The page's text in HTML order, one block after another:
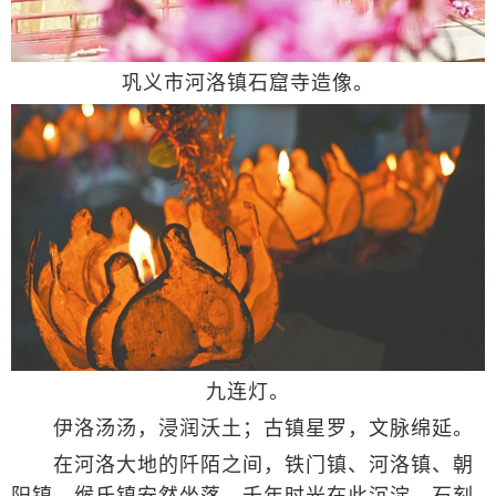
巩义市河洛镇石窟寺造像。
九连灯。
伊洛汤汤，浸润沃土；古镇星罗，文脉绵延。
在河洛大地的阡陌之间，铁门镇、河洛镇、朝